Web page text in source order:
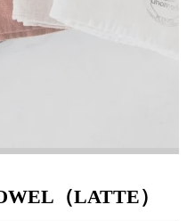
（LATTE）